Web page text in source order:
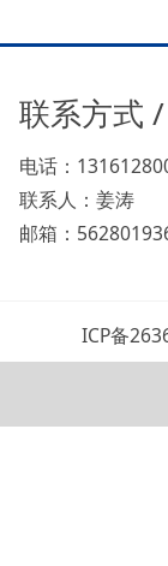
联系方式 /
电话：
联系人：姜涛
邮箱：
ICP备